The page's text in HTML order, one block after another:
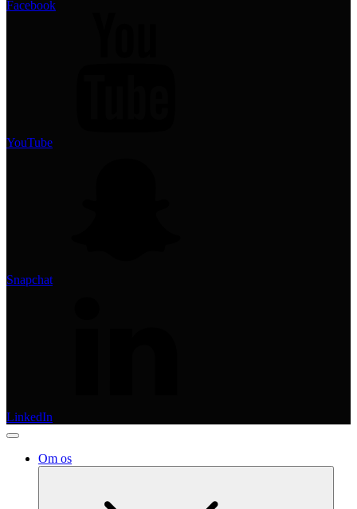
Facebook
YouTube
Snapchat
LinkedIn
Om os